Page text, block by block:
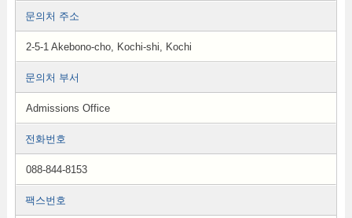
문의처 주소
2-5-1 Akebono-cho, Kochi-shi, Kochi
문의처 부서
Admissions Office
전화번호
088-844-8153
팩스번호